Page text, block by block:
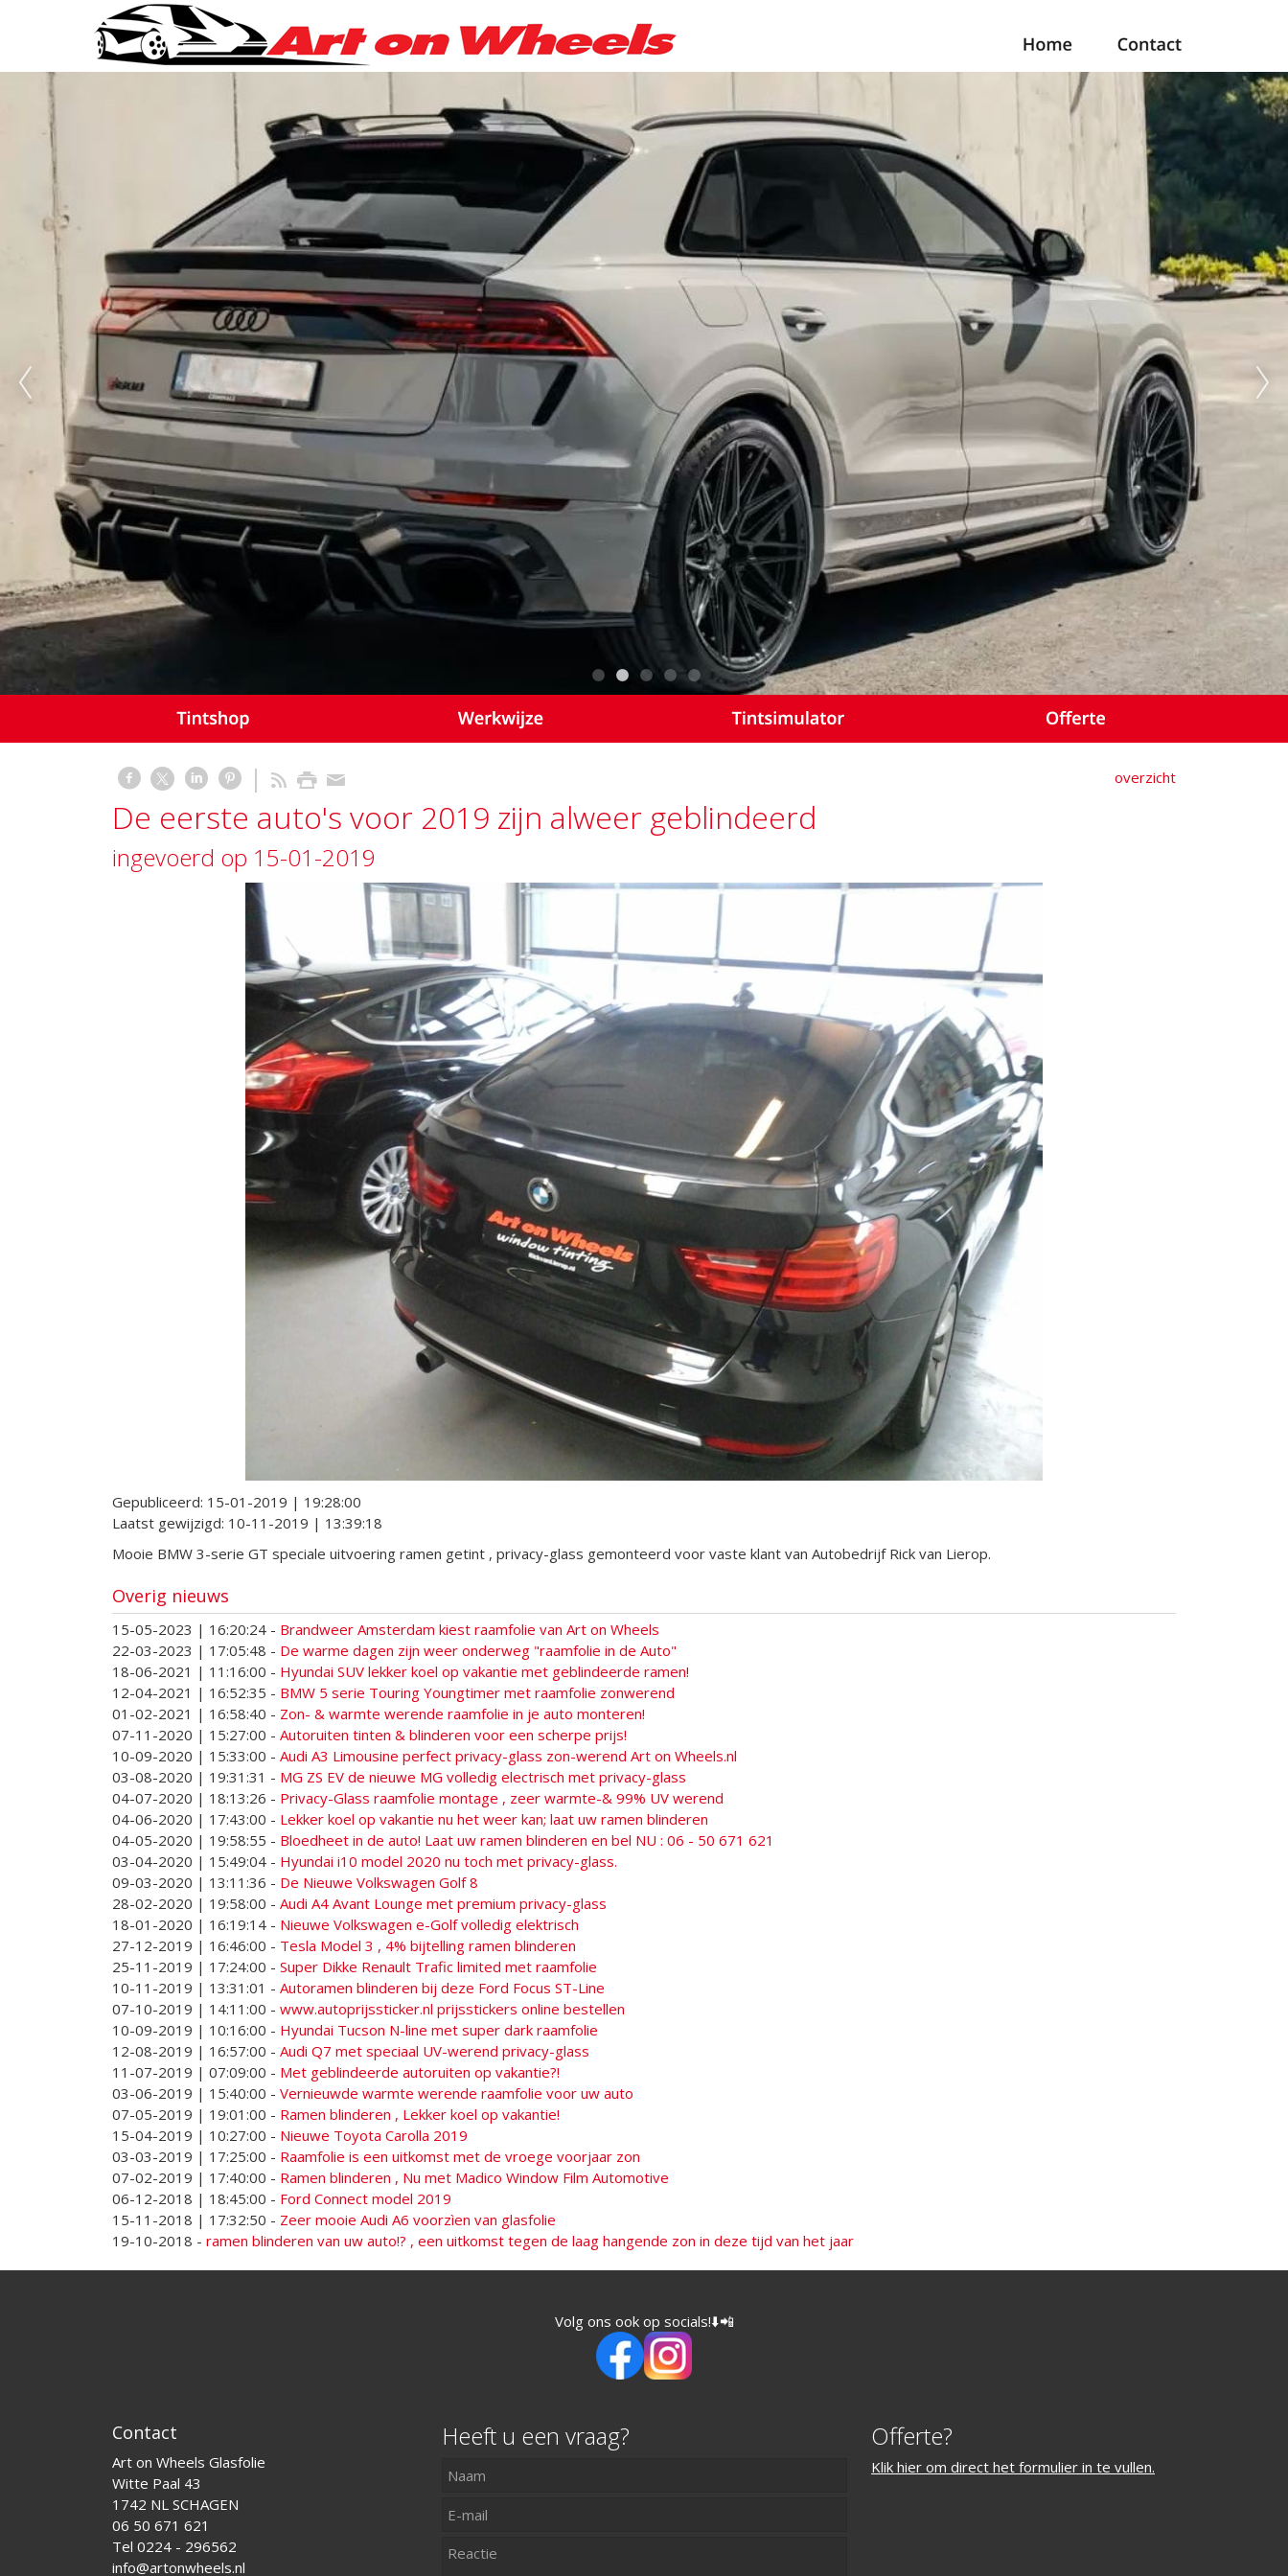
overzicht
De eerste auto's voor 2019 zijn alweer geblindeerd
ingevoerd op 15-01-2019
Gepubliceerd: 15-01-2019 | 19:28:00
Laatst gewijzigd: 10-11-2019 | 13:39:18
Mooie BMW 3-serie GT speciale uitvoering ramen getint , privacy-glass gemonteerd voor vaste klant van Autobedrijf Rick van Lierop.
Overig nieuws
15-05-2023 | 16:20:24 - Brandweer Amsterdam kiest raamfolie van Art on Wheels
22-03-2023 | 17:05:48 - De warme dagen zijn weer onderweg "raamfolie in de Auto"
18-06-2021 | 11:16:00 - Hyundai SUV lekker koel op vakantie met geblindeerde ramen!
12-04-2021 | 16:52:35 - BMW 5 serie Touring Youngtimer met raamfolie zonwerend
01-02-2021 | 16:58:40 - Zon- & warmte werende raamfolie in je auto monteren!
07-11-2020 | 15:27:00 - Autoruiten tinten & blinderen voor een scherpe prijs!
10-09-2020 | 15:33:00 - Audi A3 Limousine perfect privacy-glass zon-werend Art on Wheels.nl
03-08-2020 | 19:31:31 - MG ZS EV de nieuwe MG volledig electrisch met privacy-glass
04-07-2020 | 18:13:26 - Privacy-Glass raamfolie montage , zeer warmte-& 99% UV werend
04-06-2020 | 17:43:00 - Lekker koel op vakantie nu het weer kan; laat uw ramen blinderen
04-05-2020 | 19:58:55 - Bloedheet in de auto! Laat uw ramen blinderen en bel NU : 06 - 50 671 621
03-04-2020 | 15:49:04 - Hyundai i10 model 2020 nu toch met privacy-glass.
09-03-2020 | 13:11:36 - De Nieuwe Volkswagen Golf 8
28-02-2020 | 19:58:00 - Audi A4 Avant Lounge met premium privacy-glass
18-01-2020 | 16:19:14 - Nieuwe Volkswagen e-Golf volledig elektrisch
27-12-2019 | 16:46:00 - Tesla Model 3 , 4% bijtelling ramen blinderen
25-11-2019 | 17:24:00 - Super Dikke Renault Trafic limited met raamfolie
10-11-2019 | 13:31:01 - Autoramen blinderen bij deze Ford Focus ST-Line
07-10-2019 | 14:11:00 - www.autoprijssticker.nl prijsstickers online bestellen
10-09-2019 | 10:16:00 - Hyundai Tucson N-line met super dark raamfolie
12-08-2019 | 16:57:00 - Audi Q7 met speciaal UV-werend privacy-glass
11-07-2019 | 07:09:00 - Met geblindeerde autoruiten op vakantie?!
03-06-2019 | 15:40:00 - Vernieuwde warmte werende raamfolie voor uw auto
07-05-2019 | 19:01:00 - Ramen blinderen , Lekker koel op vakantie!
15-04-2019 | 10:27:00 - Nieuwe Toyota Carolla 2019
03-03-2019 | 17:25:00 - Raamfolie is een uitkomst met de vroege voorjaar zon
07-02-2019 | 17:40:00 - Ramen blinderen , Nu met Madico Window Film Automotive
06-12-2018 | 18:45:00 - Ford Connect model 2019
15-11-2018 | 17:32:50 - Zeer mooie Audi A6 voorzìen van glasfolie
19-10-2018 - ramen blinderen van uw auto!? , een uitkomst tegen de laag hangende zon in deze tijd van het jaar
Volg ons ook op socials!⬇️📲
Contact
Art on Wheels Glasfolie
Witte Paal 43
1742 NL SCHAGEN
06 50 671 621
Tel 0224 - 296562
info@artonwheels.nl
Heeft u een vraag? Offerte?
Klik hier om direct het formulier in te vullen.